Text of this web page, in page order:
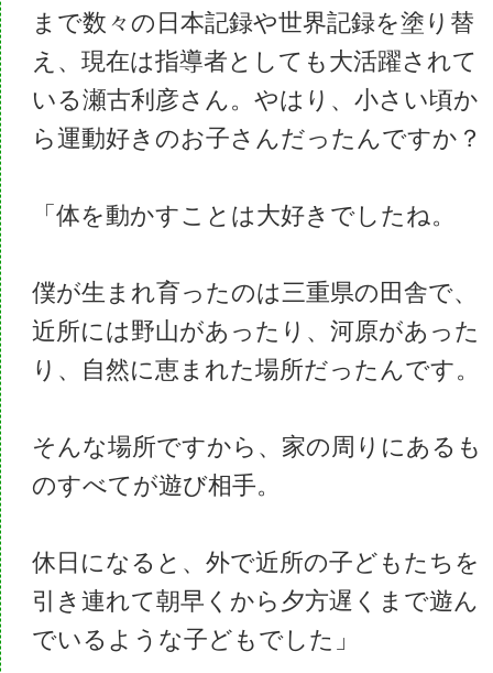
まで数々の日本記録や世界記録を塗り替
え、現在は指導者としても大活躍されて
いる瀬古利彦さん。やはり、小さい頃か
ら運動好きのお子さんだったんですか？
「体を動かすことは大好きでしたね。
僕が生まれ育ったのは三重県の田舎で、
近所には野山があったり、河原があった
り、自然に恵まれた場所だったんです。
そんな場所ですから、家の周りにあるも
のすべてが遊び相手。
休日になると、外で近所の子どもたちを
引き連れて朝早くから夕方遅くまで遊ん
でいるような子どもでした」